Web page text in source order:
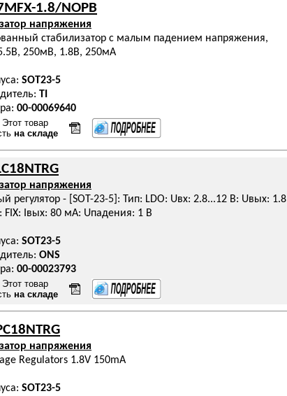
1.8/NOPB
напряжения
стабилизатор с малым падением напряжения,
250мВ, 1.8В, 250мА
SOT23-5
TI
00-00069640
Этот товар
на складе
напряжения
регулятор - [SOT-23-5]: Тип: LDO: Uвх: 2.8...12 В: Uвых: 1.8
FIX: Iвых: 80 мА: Uпадения: 1 В
SOT23-5
ONS
00-00023793
Этот товар
на складе
напряжения
Regulators 1.8V 150mA
SOT23-5